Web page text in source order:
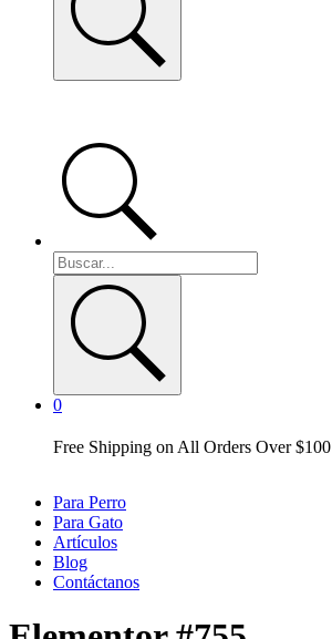
0
Free Shipping on All Orders Over $100
Para Perro
Para Gato
Artículos
Blog
Contáctanos